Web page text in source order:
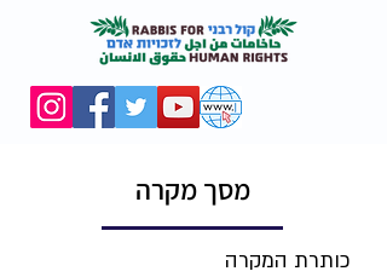
מסך מקרה
כותרת המקרה